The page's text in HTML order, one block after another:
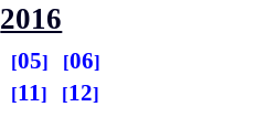
2016
05
06
11 12